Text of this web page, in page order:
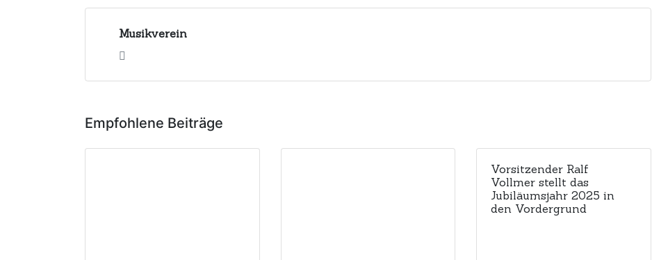
Musikverein
Empfohlene Beiträge
Vorsitzender Ralf
Vollmer stellt das
Jubiläumsjahr 2025 in
den Vordergrund